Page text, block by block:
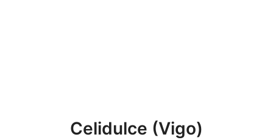
Celidulce (Vigo)